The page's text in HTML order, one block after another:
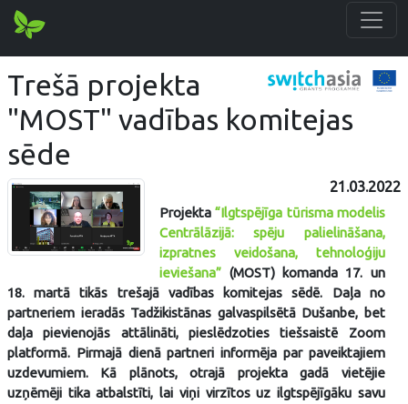
Trešā projekta
"MOST" vadības komitejas
sēde
21.03.2022
Projekta“Ilgtspējīga tūrisma modelis
Centrālāzijā: spēju palielināšana,
izpratnes veidošana, tehnoloģiju
ieviešana” (MOST) komanda 17. un
18. martā tikās trešajā vadības komitejas sēdē. Daļa no
partneriem ieradās Tadžikistānas galvaspilsētā Dušanbe, bet
daļa pievienojās attālināti, pieslēdzoties tiešsaistē Zoom
platformā. Pirmajā dienā partneri informēja par paveiktajiem
uzdevumiem. Kā plānots, otrajā projekta gadā vietējie
uzņēmēji tika atbalstīti, lai viņi virzītos uz ilgtspējīgāku savu